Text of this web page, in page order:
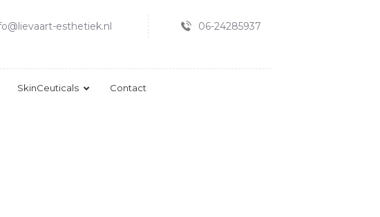
esthetiek.nl 06-24285937
SkinCeuticals Contact